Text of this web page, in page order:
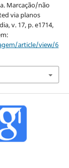
Marcação/não
via planos
v. 17, p. e1714,
article/view/6